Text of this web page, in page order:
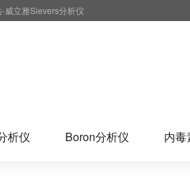
威立雅Sievers分析仪
析仪 Boron分析仪 内